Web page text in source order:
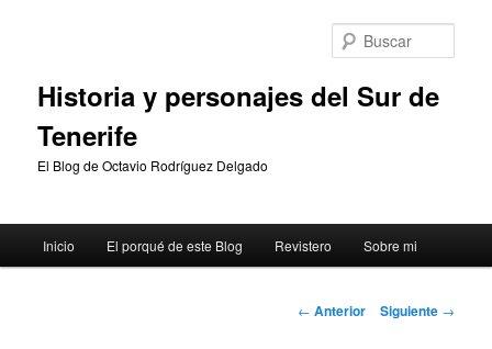
Historia y personajes del Sur de
Tenerife
El Blog de Octavio Rodríguez Delgado
principal
Inicio El porqué de este Blog Revistero Sobre mi
Navegación
← Anterior Siguiente →